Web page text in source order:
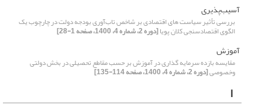
آسیب‌پذیری
بررسی تأثیر سیاست های اقتصادی بر شاخص تاب‌آوری بودجه دولت در چارچوب یک
الگوی اقتصادسنجی کلان پویا[دوره 2، شماره 4، 1400، صفحه 1-28]
آموزش
مقایسه بازده سرمایه گذاری در آموزش بر حسب مقاطع تحصیلی در بخش دولتی
وخصوصی[دوره 2، شماره 4، 1400، صفحه 114-135]
ا